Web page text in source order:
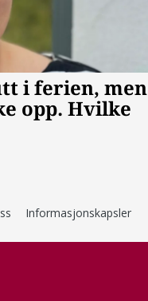
Informasjonskapsler